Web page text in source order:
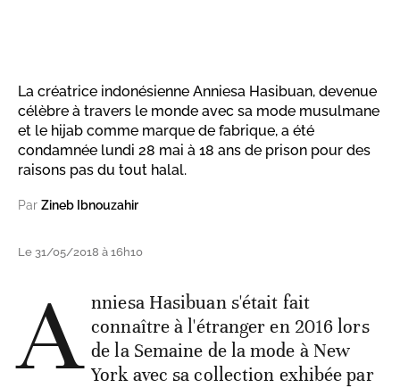
La créatrice indonésienne Anniesa Hasibuan, devenue
célèbre à travers le monde avec sa mode musulmane
et le hijab comme marque de fabrique, a été
condamnée lundi 28 mai à 18 ans de prison pour des
raisons pas du tout halal.
Par Zineb Ibnouzahir
Le 31/05/2018 à 16h10
A nniesa Hasibuan s'était fait
connaître à l'étranger en 2016 lors
de la Semaine de la mode à New
York avec sa collection exhibée par